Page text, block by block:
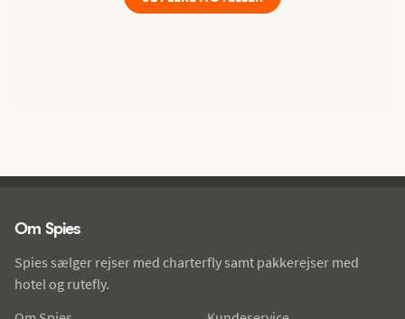
Om Spies
Spies sælger rejser med charterfly samt pakkerejser med
hotel og rutefly.